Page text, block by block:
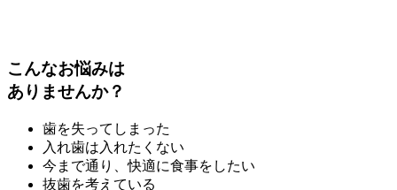
こんなお悩みは
ありませんか？
歯を失ってしまった
入れ歯は入れたくない
今まで通り、快適に食事をしたい
抜歯を考えている